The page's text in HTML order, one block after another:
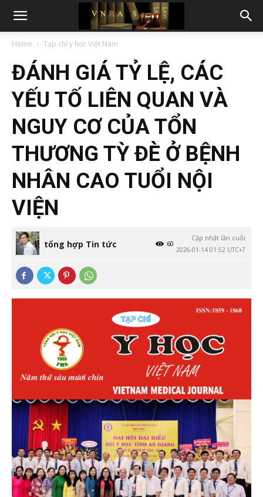
Home Tạp chí y học Việt Nam
ĐÁNH GIÁ TỶ LỆ, CÁC
YẾU TỐ LIÊN QUAN VÀ
NGUY CƠ CỦA TỔN
THƯƠNG TỲ ĐÈ Ở BỆNH
NHÂN CAO TUỔI NỘI
VIỆN
tổng hợp Tin tức
Cập nhật lần cuối
2026-01-14 01:52 UTC+7
60